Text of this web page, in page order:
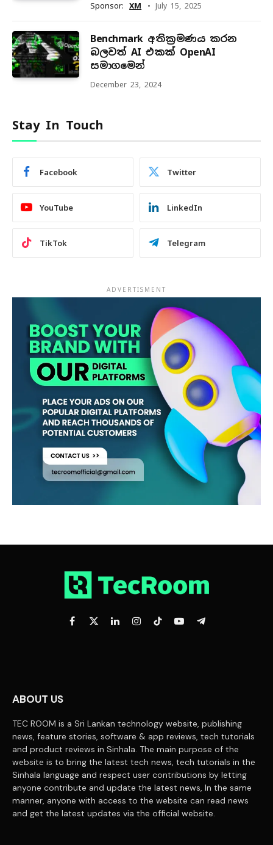
Sponsor: XM July 15, 2025
Benchmark අතික්‍රමණය කරන
බලවත් AI එකක් OpenAI
සමාගමෙන්
December 23, 2024
Stay In Touch
Facebook Twitter
YouTube LinkedIn
TikTok Telegram
ADVERTISMENT
Facebook
X
LinkedInInstagram
TikTokYouTubeTelegram
ABOUT US
TEC ROOM is a Sri Lankan technology website, publishing
news, feature stories, software & app reviews, tech tutorials
and product reviews in Sinhala. The main purpose of the
website is to bring the latest tech news, tech tutorials in the
Sinhala language and respect user contributions by letting
anyone contribute and update the latest news, In the same
manner, anyone with access to the website can read news
and get the latest updates via the official website.